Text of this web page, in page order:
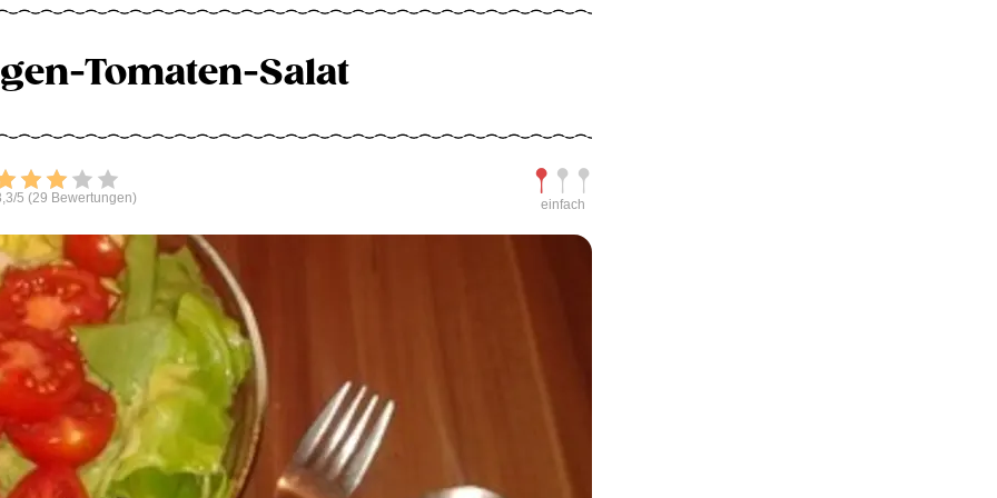
Tomaten-Salat
Bewerten
5 (29 Bewertungen)
Schwierigkeit
einfach